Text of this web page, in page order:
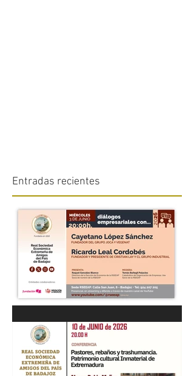
Entradas recientes
“DIÁLOGOS EMPRESARIALES
CON...” Cayetano López
Sánchez y Ricardo Leal